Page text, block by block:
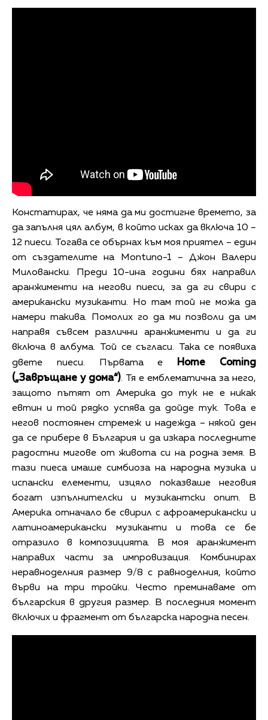
Констатирах, че няма да ми достигне времето, за
да запълня цял албум, в който исках да включа 10 –
12 пиеси. Тогава се обърнах към моя приятел – един
от създателите на Montuno-1 – Джон Валери
Миловански. Преди 10-ина години бях направил
аранжименти на негови пиеси, за да ги свири с
американски музиканти. Но там той не можа да
намери такива. Помолих го да ми позволи да им
направя съвсем различни аранжименти и да ги
включа в албума. Той се съгласи. Така се появиха
двете пиеси. Първата е
Home Coming
(„Завръщане у дома“). Тя е емблематична за него,
защото пътят от Америка до тук не е никак
евтин и той рядко успява да дойде тук. Това е
негов постоянен стремеж и надежда – някой ден
да се прибере в България и да изкара последните
радостни мигове от живота си на родна земя. В
тази пиеса имаше симбиоза на народна музика и
испански елементи, изцяло показваше неговия
богат изпълнителски и музикантски опит. В
Америка отначало бе свирил с афроамерикански и
латиноамерикански музиканти и това се бе
отразило в композицията. В моя аранжимент
направих части за импровизация. Комбинирах
неравноделния размер 9/8 с равноделния, който
върви на три тройки. Често преминаваме от
българския в другия размер. В последния момент
включих и фрагмент от българска народна песен.